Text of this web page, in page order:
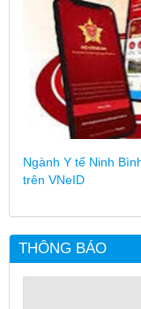
Ngành Y tế Ninh
trên VNeID
THÔNG BÁO